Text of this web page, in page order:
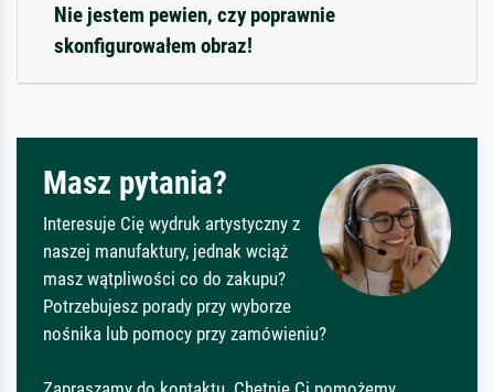
Nie jestem pewien, czy poprawnie
skonfigurowałem obraz!
Masz pytania?
Interesuje Cię wydruk artystyczny z
naszej manufaktury, jednak wciąż
masz wątpliwości co do zakupu?
Potrzebujesz porady przy wyborze
nośnika lub pomocy przy zamówieniu?